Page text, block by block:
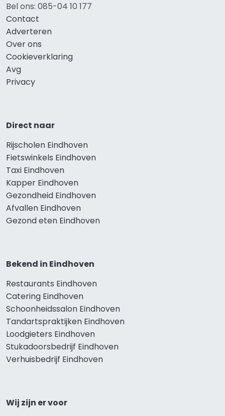
Bel ons: 085-04 10 177
Contact
Adverteren
Over ons
Cookieverklaring
Avg
Privacy
Direct naar
Rijscholen Eindhoven
Fietswinkels Eindhoven
Taxi Eindhoven
Kapper Eindhoven
Gezondheid Eindhoven
Afvallen Eindhoven
Gezond eten Eindhoven
Bekend in Eindhoven
Restaurants Eindhoven
Catering Eindhoven
Schoonheidssalon Eindhoven
Tandartspraktijken Eindhoven
Loodgieters Eindhoven
Stukadoorsbedrijf Eindhoven
Verhuisbedrijf Eindhoven
Wij zijn er voor